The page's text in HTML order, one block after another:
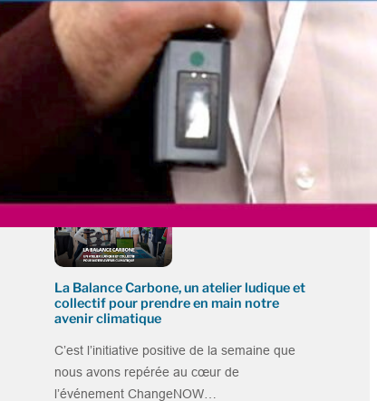
Tiers-lieu : À Couladère, l’association
Terra Flor échafaude le Pass’Rêve
En bord de Garonne, l’association Terra Flor
donne vie depuis plusieurs mois à un
La Balance Carbone, un atelier ludique et
collectif pour prendre en main notre
avenir climatique
C’est l’initiative positive de la semaine que
nous avons repérée au cœur de
l’événement ChangeNOW…